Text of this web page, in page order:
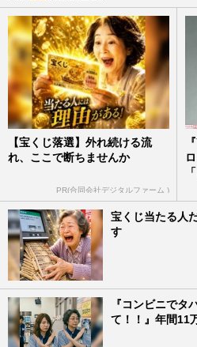
【宝くじ落選】外れ続ける流
れ、ここで断ちませんか
PR(合同会社デジタルファーム )
宝くじ当たる人
す
『コンビニでタ
て！！』年間11